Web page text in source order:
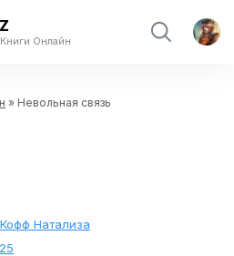
Онлайн
» Невольная связь
Кофф Натализа